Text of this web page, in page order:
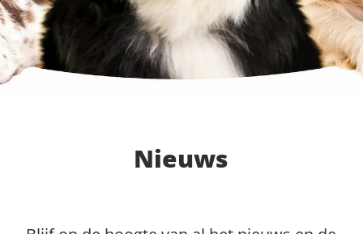
Nieuws